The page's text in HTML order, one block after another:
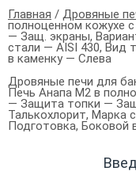
Главная / Дровяные
полноценном кожухе
— Защ. экраны,
стали — AISI 430, Вид
в каменку — Слева
Дровяные печи для
Печь Анапа М2 в
— Защита топки —
Талькохлорит, Марка
Подготовка, Боковой